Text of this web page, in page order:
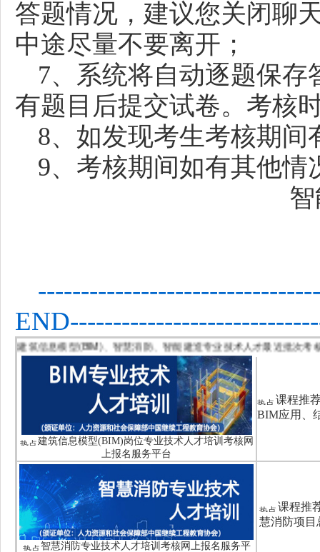
答题情况，建议您关闭聊
中途尽量不要离开；
7、系统将自动逐题保
有题目后提交试卷。考核
8、如发现考生考核期
9、考核期间如有其他
建筑信息模型(BIM)、智慧消防、智能建造专业技术人才最近批
建筑信息模型(BIM)岗位专业技术人才培训考核网
上报名服务平台
课程推
BIM应用、
智慧消防专业技术人才培训考核网上报名服务平
课程推
慧消防项目